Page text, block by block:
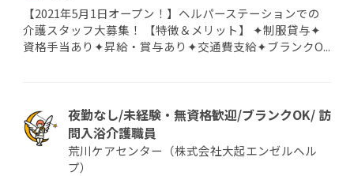
【2021年5月1日オープン！】ヘルパーステーションでの
介護スタッフ大募集！ 【特徴＆メリット】 ✦制服貸与✦
資格手当あり✦昇給・賞与あり✦交通費支給✦ブランクO...
夜勤なし/未経験・無資格歓迎/ブランクOK/ 訪
問入浴介護職員
荒川ケアセンター（株式会社大起エンゼルヘル
プ）